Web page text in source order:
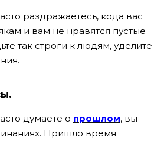
раздражаетесь, кода вас
и вам не нравятся пустые
так строги к людям, уделите
думаете о прошлом, вы
Пришло время